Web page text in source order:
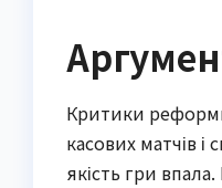
Критики
касових матчів і
якість гри